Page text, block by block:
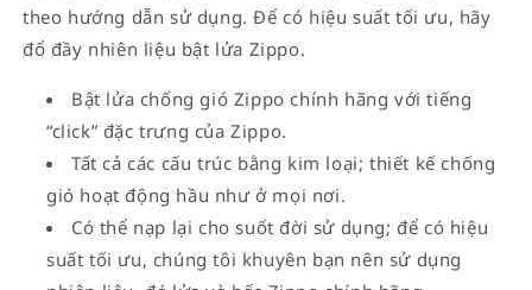
theo hướng dẫn sử dụng. Để có hiệu suất tối ưu, hãy
đổ đầy nhiên liệu bật lửa Zippo.
Bật lửa chống gió Zippo chính hãng với tiếng
“click” đặc trưng của Zippo.
Tất cả các cấu trúc bằng kim loại; thiết kế chống
gió hoạt động hầu như ở mọi nơi.
Có thể nạp lại cho suốt đời sử dụng; để có hiệu
suất tối ưu, chúng tôi khuyên bạn nên sử dụng